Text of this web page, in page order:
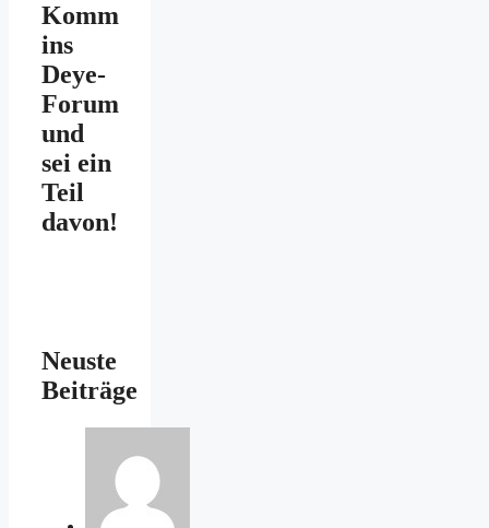
Komm
ins
Deye-
Forum
und
sei ein
Teil
davon!
Neuste
Beiträge